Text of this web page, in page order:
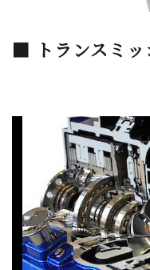
■ トランスミッ